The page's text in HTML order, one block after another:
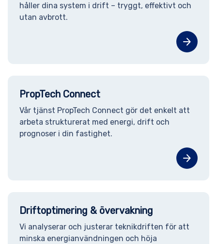
håller dina system i drift – tryggt, effektivt och
utan avbrott.
arrow_forward
PropTech Connect
Vår tjänst PropTech Connect gör det enkelt att
arbeta strukturerat med energi, drift och
prognoser i din fastighet.
arrow_forward
Driftoptimering & övervakning
Vi analyserar och justerar teknikdriften för att
minska energianvändningen och höja